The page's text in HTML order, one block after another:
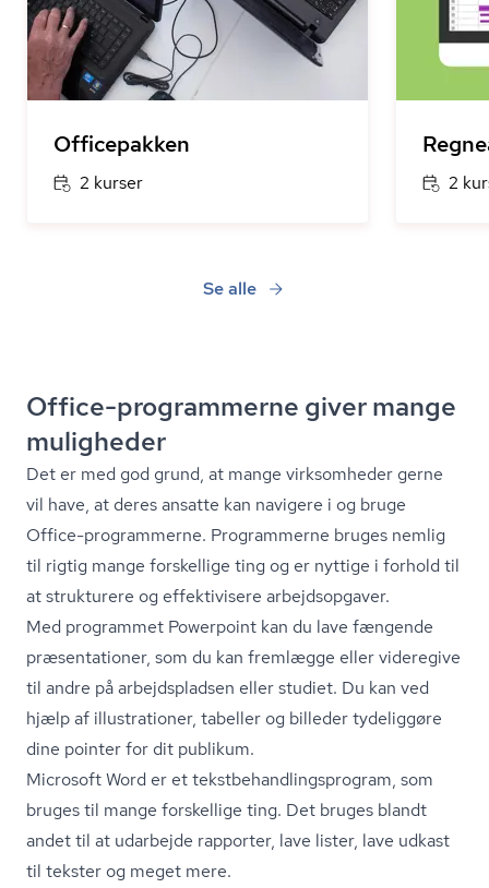
Officepakken
2 kurser 2
Se alle
Office-programmerne giver mange
muligheder
Det er med god grund, at mange virksomheder gerne
vil have, at deres ansatte kan navigere i og bruge
Office-programmerne. Programmerne bruges nemlig
til rigtig mange forskellige ting og er nyttige i forhold til
at strukturere og effektivisere arbejdsopgaver.
Med programmet Powerpoint kan du lave fængende
præsentationer, som du kan fremlægge eller videregive
til andre på arbejdspladsen eller studiet. Du kan ved
hjælp af illustrationer, tabeller og billeder tydeliggøre
dine pointer for dit publikum.
Microsoft Word er et tekst­be­hand­lings­pro­gram, som
bruges til mange forskellige ting. Det bruges blandt
andet til at udarbejde rapporter, lave lister, lave udkast
til tekster og meget mere.